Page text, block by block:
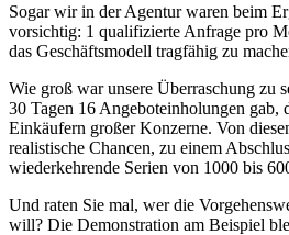
Sogar wir in der Agentur waren beim
vorsichtig: 1 qualifizierte Anfrage pro
das Geschäftsmodell tragfähig zu
Wie groß war unsere Überraschung zu
30 Tagen 16 Angeboteinholungen gab,
Einkäufern großer Konzerne. Von
realistische Chancen, zu einem
wiederkehrende Serien von 1000 bis
Und raten Sie mal, wer die
will? Die Demonstration am Beispiel